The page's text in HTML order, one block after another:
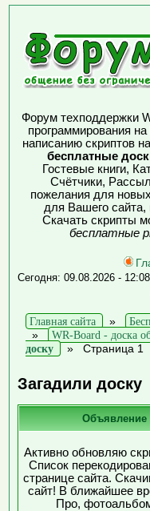
Форум техподдержки
программирования
написанию скриптов
бесплатные
Гостевые книги,
Счётчики,
пожелания для
для Вашего сайта,
Скачать скрипты
бесплатные
Сегодня: 09.08.2026 -
Главная сайта »
»
WR-Board - доска
доску
» Страница 1
Загадили доску
Объявление
Активно обновляю
Список
странице сайта.
сайт! В ближайшее
Про,